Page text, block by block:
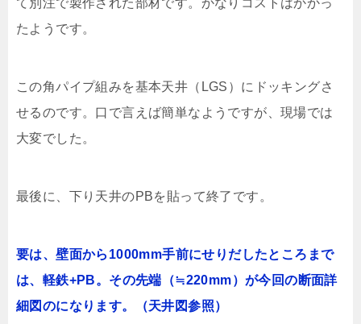
て別注で製作された部材です。かなりコストはかかっ
たようです。
この角パイプ組みを基本天井（LGS）にドッキングさ
せるのです。口で言えば簡単なようですが、現場では
大変でした。
最後に、下り天井のPBを貼って終了です。
要は、壁面から1000mm手前にせりだしたところまで
は、軽鉄+PB。その先端（≒220mm）が今回の断面詳
細図のになります。（天井図参照）